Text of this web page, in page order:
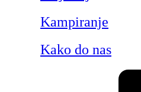
Kampiranje
Kako do nas